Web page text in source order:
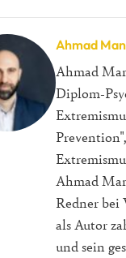
Ahmad
Ahmad
Diplom-
Ahmad
Redner bei
als Autor
und sein